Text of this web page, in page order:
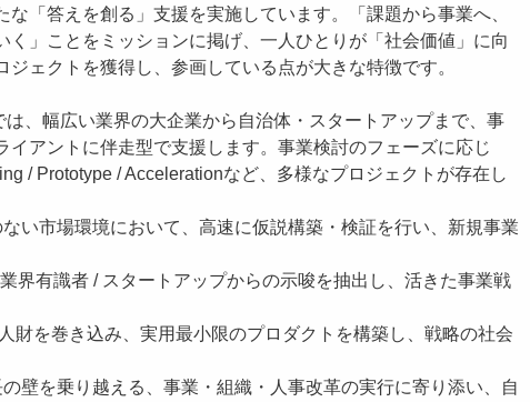
な「答えを創る」支援を実施しています。「課題から事業へ、
く」ことをミッションに掲げ、一人ひとりが「社会価値」に向
ジェクトを獲得し、参画している点が大きな特徴です。
は、幅広い業界の大企業から自治体・スタートアップまで、事
イアントに伴走型で支援します。事業検討のフェーズに応じ
/ Prototype / Accelerationなど、多様なプロジェクトが存在し
ない市場環境において、高速に仮説構築・検証を行い、新規事業
界有識者 / スタートアップからの示唆を抽出し、活きた事業戦
財を巻き込み、実用最小限のプロダクトを構築し、戦略の社会
の壁を乗り越える、事業・組織・人事改革の実行に寄り添い、自